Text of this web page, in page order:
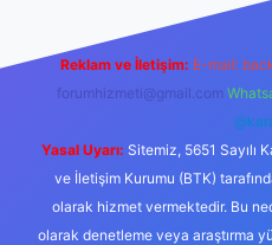
Reklam ve İletişim: E-mail:
forumhizmeti@gmail.com
Yasal Uyarı: Sitemiz, 5651 Sayılı
ve İletişim Kurumu (BTK)
olarak hizmet vermektedir. Bu
olarak denetleme veya araştırma